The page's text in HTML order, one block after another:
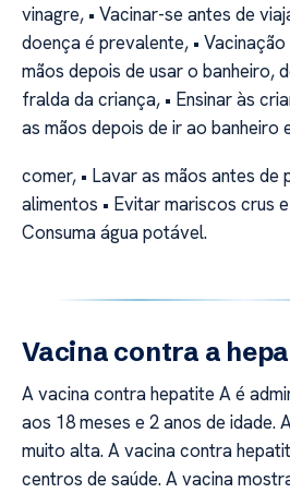
vinagre, • Vacinar-se antes de
doença é prevalente, •
mãos depois de usar o banheiro,
fralda da criança, • Ensinar às
as mãos depois de ir ao banheiro
comer, • Lavar as mãos antes de
alimentos • Evitar mariscos crus
Consuma água potável.
Vacina contra a
A vacina contra hepatite A é
aos 18 meses e 2 anos de idade.
muito alta. A vacina contra
centros de saúde. A vacina